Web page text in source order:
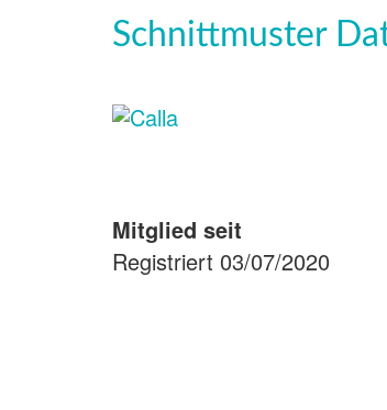
Mitglied seit
Registriert 03/07/2020